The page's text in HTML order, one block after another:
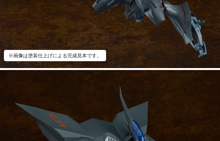
※画像は塗装仕上げによる完成見本です。